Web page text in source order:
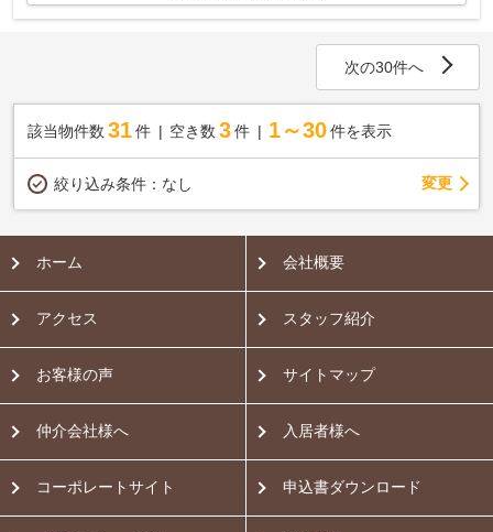
次の30件へ
該当物件数 31件 空き数 3 件 1～30 件を表示
絞り込み条件： なし 変更
ホーム 会社概要
アクセス スタッフ紹介
お客様の声 サイトマップ
仲介会社様へ 入居者様へ
コーポレートサイト 申込書ダウンロード